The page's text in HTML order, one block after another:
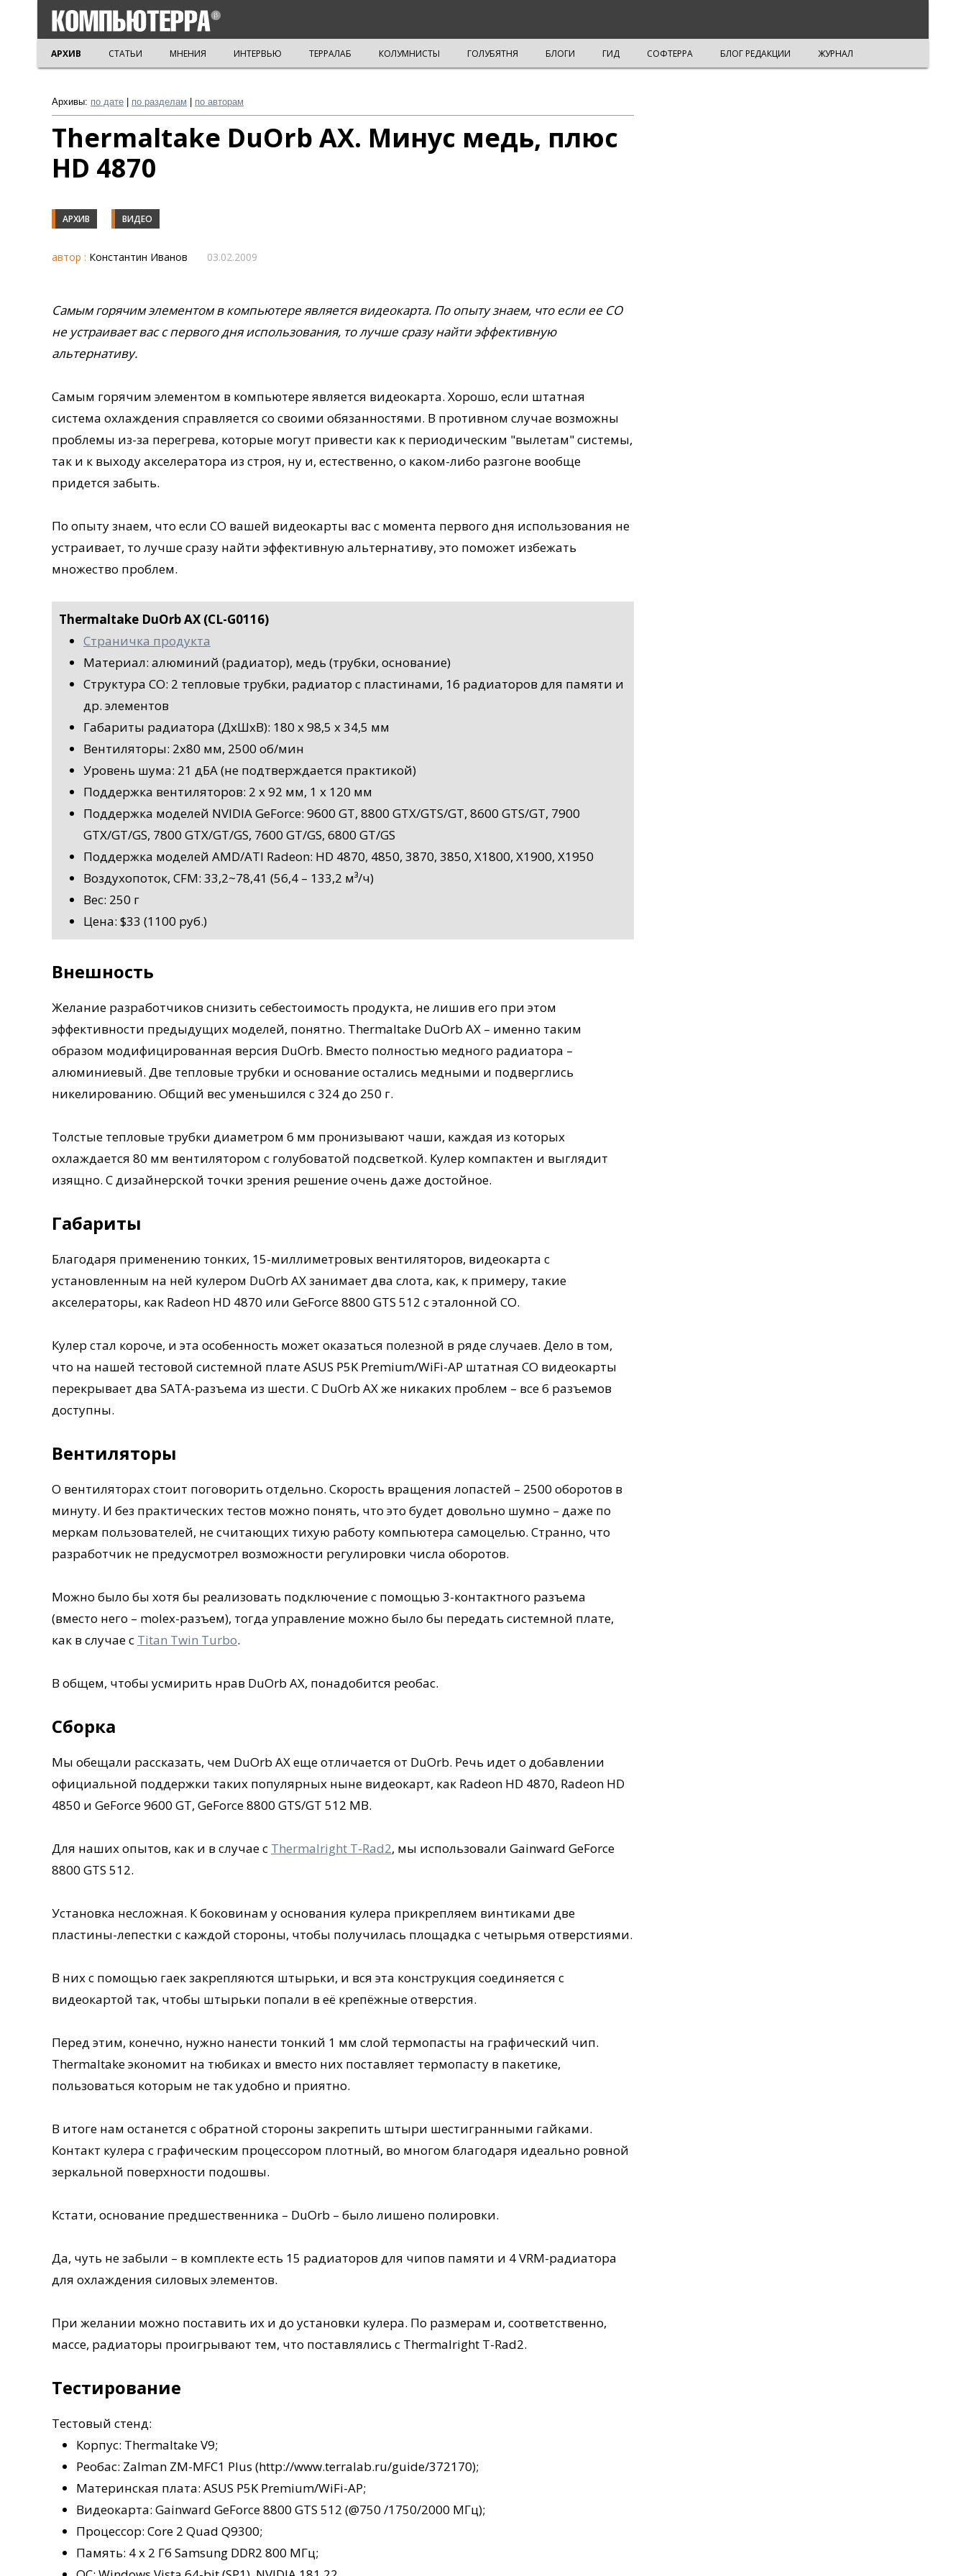
АРХИВ СТАТЬИ МНЕНИЯ ИНТЕРВЬЮ ТЕРРАЛАБ КОЛУМНИСТЫ ГОЛУБЯТНЯ БЛОГИ ГИД СОФТЕРРА БЛОГ РЕДАКЦИИ ЖУРНАЛ
Архивы: по дате по разделам по авторам
Thermaltake DuOrb AX. Минус медь, плюс
HD 4870
АРХИВ ВИДЕО
автор : Константин Иванов 03.02.2009
Самым горячим элементом в компьютере является видеокарта. По опыту знаем, что если ее СО
не устраивает вас с первого дня использования, то лучше сразу найти эффективную
альтернативу.
Самым горячим элементом в компьютере является видеокарта. Хорошо, если штатная
система охлаждения справляется со своими обязанностями. В противном случае возможны
проблемы из-за перегрева, которые могут привеcти как к периодическим "вылетам" системы,
так и к выходу акселератора из строя, ну и, естественно, о каком-либо разгоне вообще
придется забыть.
По опыту знаем, что если СО вашей видеокарты вас с момента первого дня использования не
устраивает, то лучше сразу найти эффективную альтернативу, это поможет избежать
множество проблем.
Thermaltake DuOrb AX (CL-G0116)
Страничка продукта
Материал: алюминий (радиатор), медь (трубки, основание)
Структура СО: 2 тепловые трубки, радиатор с пластинами, 16 радиаторов для памяти и
др. элементов
Габариты радиатора (ДxШxВ): 180 x 98,5 x 34,5 мм
Вентиляторы: 2x80 мм, 2500 об/мин
Уровень шума: 21 дБА (не подтверждается практикой)
Поддержка вентиляторов: 2 x 92 мм, 1 x 120 мм
Поддержка моделей NVIDIA GeForce: 9600 GT, 8800 GTX/GTS/GT, 8600 GTS/GT, 7900
GTX/GT/GS, 7800 GTX/GT/GS, 7600 GT/GS, 6800 GT/GS
Поддержка моделей AMD/ATI Radeon: HD 4870, 4850, 3870, 3850, X1800, X1900, X1950
Воздухопоток, CFM: 33,2~78,41 (56,4 – 133,2 м³/ч)
Вес: 250 г
Цена: $33 (1100 руб.)
Внешность
Желание разработчиков снизить себестоимость продукта, не лишив его при этом
эффективности предыдущих моделей, понятно. Thermaltake DuOrb AX – именно таким
образом модифицированная версия DuOrb. Вместо полностью медного радиатора –
алюминиевый. Две тепловые трубки и основание остались медными и подверглись
никелированию. Общий вес уменьшился с 324 до 250 г.
Толстые тепловые трубки диаметром 6 мм пронизывают чаши, каждая из которых
охлаждается 80 мм вентилятором с голубоватой подсветкой. Кулер компактен и выглядит
изящно. С дизайнерской точки зрения решение очень даже достойное.
Габариты
Благодаря применению тонких, 15-миллиметровых вентиляторов, видеокарта с
установленным на ней кулером DuOrb AX занимает два слота, как, к примеру, такие
акселераторы, как Radeon HD 4870 или GeForce 8800 GTS 512 с эталонной СО.
Кулер стал короче, и эта особенность может оказаться полезной в ряде случаев. Дело в том,
что на нашей тестовой системной плате ASUS P5K Premium/WiFi-AP штатная СО видеокарты
перекрывает два SATA-разъема из шести. С DuOrb AX же никаких проблем – все 6 разъемов
доступны.
Вентиляторы
О вентиляторах стоит поговорить отдельно. Скорость вращения лопастей – 2500 оборотов в
минуту. И без практических тестов можно понять, что это будет довольно шумно – даже по
меркам пользователей, не считающих тихую работу компьютера самоцелью. Странно, что
разработчик не предусмотрел возможности регулировки числа оборотов.
Можно было бы хотя бы реализовать подключение с помощью 3-контактного разъема
(вместо него – molex-разъем), тогда управление можно было бы передать системной плате,
как в случае с Titan Twin Turbo.
В общем, чтобы усмирить нрав DuOrb AX, понадобится реобас.
Сборка
Мы обещали рассказать, чем DuOrb AX еще отличается от DuOrb. Речь идет о добавлении
официальной поддержки таких популярных ныне видеокарт, как Radeon HD 4870, Radeon HD
4850 и GeForce 9600 GT, GeForce 8800 GTS/GT 512 MB.
Для наших опытов, как и в случае с Thermalright T-Rad2, мы использовали Gainward GeForce
8800 GTS 512.
Установка несложная. К боковинам у основания кулера прикрепляем винтиками две
пластины-лепестки с каждой стороны, чтобы получилась площадка с четырьмя отверстиями.
В них с помощью гаек закрепляются штырьки, и вся эта конструкция соединяется с
видеокартой так, чтобы штырьки попали в её крепёжные отверстия.
Перед этим, конечно, нужно нанести тонкий 1 мм слой термопасты на графический чип.
Thermaltake экономит на тюбиках и вместо них поставляет термопасту в пакетике,
пользоваться которым не так удобно и приятно.
В итоге нам останется с обратной стороны закрепить штыри шестигранными гайками.
Контакт кулера с графическим процессором плотный, во многом благодаря идеально ровной
зеркальной поверхности подошвы.
Кстати, основание предшественника – DuOrb – было лишено полировки.
Да, чуть не забыли – в комплекте есть 15 радиаторов для чипов памяти и 4 VRM-радиатора
для охлаждения силовых элементов.
При желании можно поставить их и до установки кулера. По размерам и, соответственно,
массе, радиаторы проигрывают тем, что поставлялись с Thermalright T-Rad2.
Тестирование
Тестовый стенд:
Корпус: Thermaltake V9;
Реобас: Zalman ZM-MFC1 Plus (http://www.terralab.ru/guide/372170);
Материнская плата: ASUS P5K Premium/WiFi-AP;
Видеокарта: Gainward GeForce 8800 GTS 512 (@750 /1750/2000 МГц);
Процессор: Core 2 Quad Q9300;
Память: 4 x 2 Гб Samsung DDR2 800 МГц;